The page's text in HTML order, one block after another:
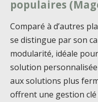
populaires
Comparé à d’autres
se distingue par son
modularité, idéale
solution
aux solutions plus
offrent une gestion